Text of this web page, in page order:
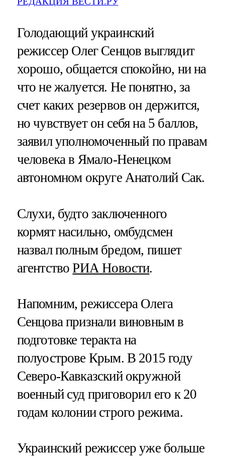
Голодающий украинский
режиссер Олег Сенцов выглядит
хорошо, общается спокойно, ни на
что не жалуется. Не понятно, за
счет каких резервов он держится,
но чувствует он себя на 5 баллов,
заявил уполномоченный по правам
человека в Ямало-Ненецком
автономном округе Анатолий Сак.
Слухи, будто заключенного
кормят насильно, омбудсмен
назвал полным бредом, пишет
агентствоРИА Новости.
Напомним, режиссера Олега
Сенцова признали виновным в
подготовке теракта на
полуострове Крым. В 2015 году
Северо-Кавказский окружной
военный суд приговорил его к 20
годам колонии строго режима.
Украинский режиссер уже больше